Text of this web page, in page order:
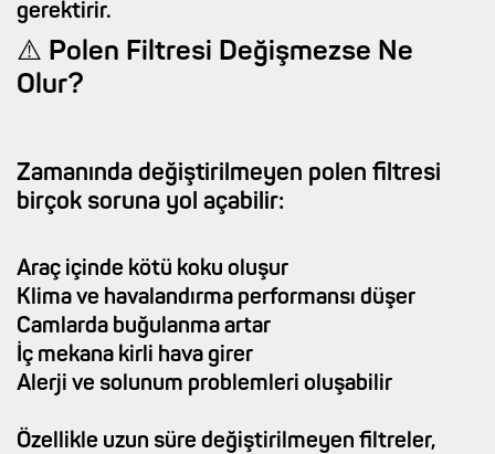
gerektirir.
⚠️ Polen Filtresi Değişmezse Ne
Olur?
Zamanında değiştirilmeyen polen filtresi
birçok soruna yol açabilir:
Araç içinde kötü koku oluşur
Klima ve havalandırma performansı düşer
Camlarda buğulanma artar
İç mekana kirli hava girer
Alerji ve solunum problemleri oluşabilir
Özellikle uzun süre değiştirilmeyen filtreler,